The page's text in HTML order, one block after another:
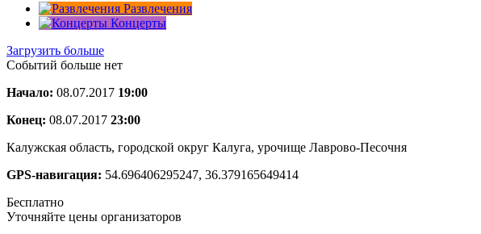
Развлечения
Концерты
Загрузить больше
Событий больше нет
Начало: 08.07.2017 19:00
Конец: 08.07.2017 23:00
Калужская область, городской округ Калуга, урочище Лаврово-Песочня
GPS-навигация: 54.696406295247, 36.379165649414
Бесплатно
Уточняйте цены организаторов